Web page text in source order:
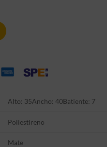
Alto: 35Ancho: 40Batiente: 7
Poliestireno
Mate